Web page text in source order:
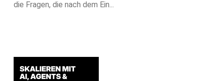
die Fragen, die nach dem Ein...